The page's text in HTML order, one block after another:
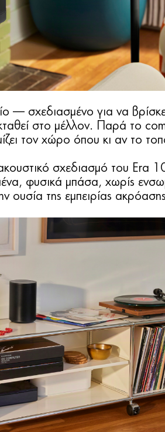
— σχεδιασμένο για να
στο μέλλον. Παρά το
τον χώρο όπου κι αν το
σχεδιασμό του Era
φυσικά μπάσα, χωρίς
ουσία της εμπειρίας